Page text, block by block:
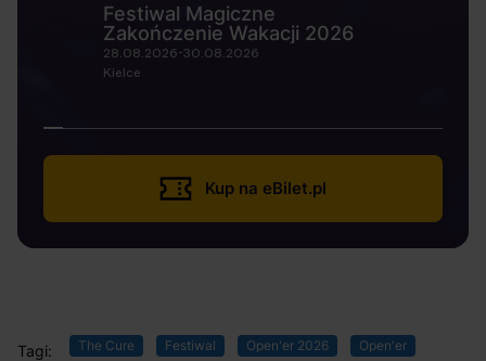
Festiwal Magiczne
Zakończenie Wakacji 2026
28.08.2026-30.08.2026
Kielce
Kup na eBilet.pl
Tagi: The Cure Festiwal Open'er 2026
Open'er